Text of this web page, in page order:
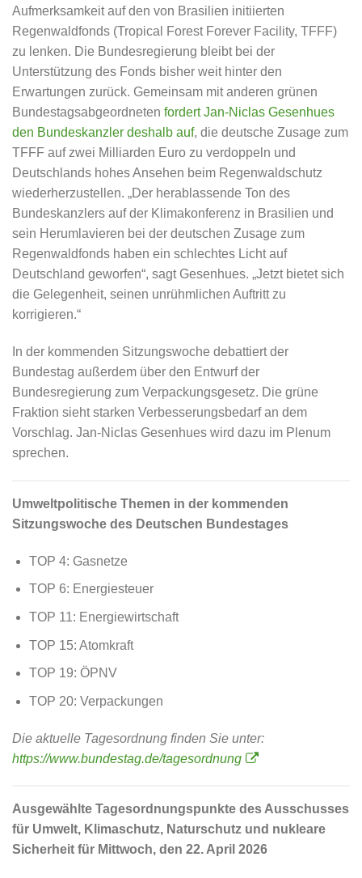
Aufmerksamkeit auf den von Brasilien initiierten
Regenwaldfonds (Tropical Forest Forever Facility, TFFF)
zu lenken. Die Bundesregierung bleibt bei der
Unterstützung des Fonds bisher weit hinter den
Erwartungen zurück. Gemeinsam mit anderen grünen
Bundestagsabgeordneten fordert Jan-Niclas Gesenhues
den Bundeskanzler deshalb auf, die deutsche Zusage zum
TFFF auf zwei Milliarden Euro zu verdoppeln und
Deutschlands hohes Ansehen beim Regenwaldschutz
wiederherzustellen. „Der herablassende Ton des
Bundeskanzlers auf der Klimakonferenz in Brasilien und
sein Herumlavieren bei der deutschen Zusage zum
Regenwaldfonds haben ein schlechtes Licht auf
Deutschland geworfen“, sagt Gesenhues. „Jetzt bietet sich
die Gelegenheit, seinen unrühmlichen Auftritt zu
korrigieren.“
In der kommenden Sitzungswoche debattiert der
Bundestag außerdem über den Entwurf der
Bundesregierung zum Verpackungsgesetz. Die grüne
Fraktion sieht starken Verbesserungsbedarf an dem
Vorschlag. Jan-Niclas Gesenhues wird dazu im Plenum
sprechen.
Umweltpolitische Themen in der kommenden
Sitzungswoche des Deutschen Bundestages
TOP 4: Gasnetze
TOP 6: Energiesteuer
TOP 11: Energiewirtschaft
TOP 15: Atomkraft
TOP 19: ÖPNV
TOP 20: Verpackungen
Die aktuelle Tagesordnung finden Sie unter:
https://www.bundestag.de/tagesordnung
Ausgewählte Tagesordnungspunkte des Ausschusses
für Umwelt, Klimaschutz, Naturschutz und nukleare
Sicherheit für Mittwoch, den 22. April 2026